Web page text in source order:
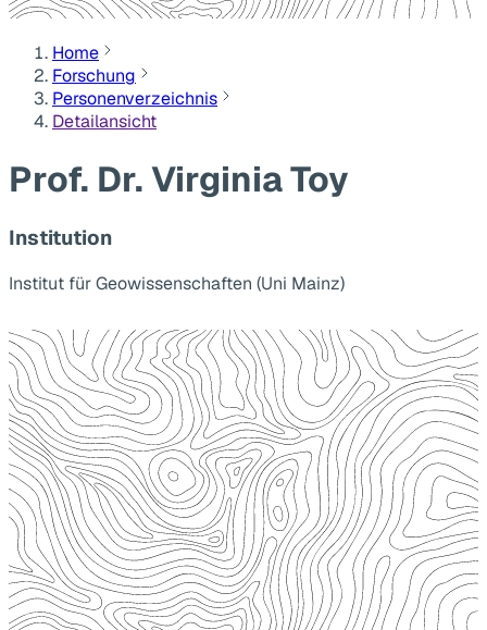
Home
Forschung
Personenverzeichnis
Detailansicht
Prof. Dr. Virginia Toy
Institution
Institut für Geowissenschaften (Uni Mainz)